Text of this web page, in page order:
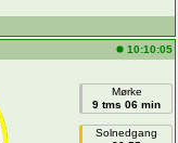
10:10:05
Mørke
9 tms 06 min
Solnedgang